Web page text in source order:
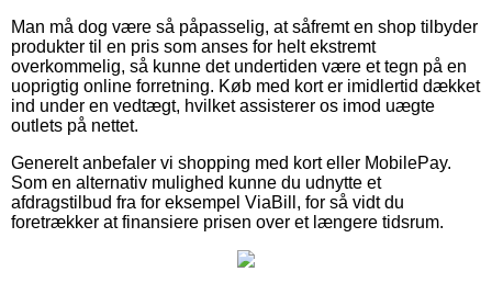
Man må dog være så påpasselig, at såfremt en shop tilbyder
produkter til en pris som anses for helt ekstremt
overkommelig, så kunne det undertiden være et tegn på en
uoprigtig online forretning. Køb med kort er imidlertid dækket
ind under en vedtægt, hvilket assisterer os imod uægte
outlets på nettet.
Generelt anbefaler vi shopping med kort eller MobilePay.
Som en alternativ mulighed kunne du udnytte et
afdragstilbud fra for eksempel ViaBill, for så vidt du
foretrækker at finansiere prisen over et længere tidsrum.